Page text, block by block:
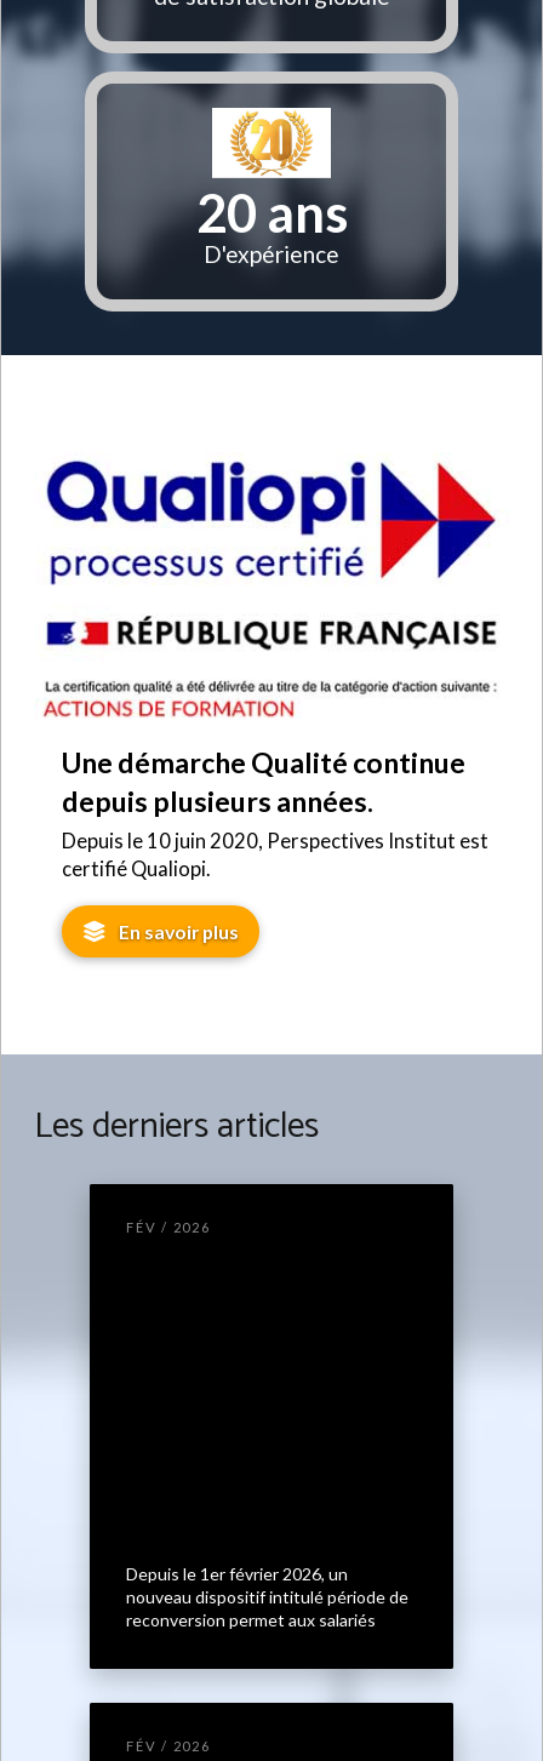
20 ans
D'expérience
Une démarche Qualité continue
depuis plusieurs années.
Depuis le 10 juin 2020, Perspectives Institut est
certifié Qualiopi.
En savoir plus
Les derniers articles
FÉV / 2026
Depuis le 1er février 2026, un
nouveau dispositif intitulé période de
reconversion permet aux salariés
FÉV / 2026